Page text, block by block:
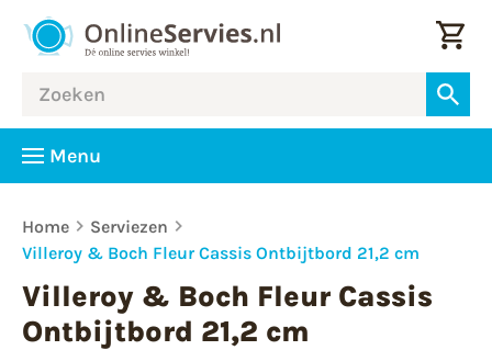
Menu
Home
Serviezen
Villeroy & Boch Fleur Cassis Ontbijtbord 21,2 cm
Villeroy & Boch Fleur Cassis
Ontbijtbord 21,2 cm